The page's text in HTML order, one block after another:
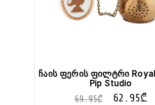
ჩაის ფერის ფილტრი
Pip Studio
69.95₾ 62.95₾